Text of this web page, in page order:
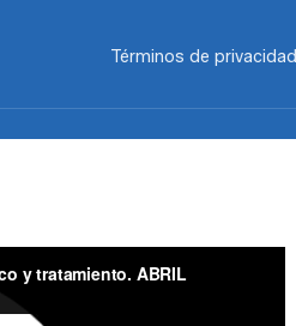
Términos de privacidad